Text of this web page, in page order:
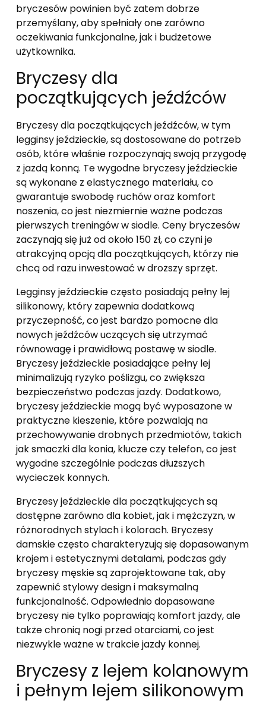
bryczesów powinien być zatem dobrze
przemyślany, aby spełniały one zarówno
oczekiwania funkcjonalne, jak i budżetowe
użytkownika.
Bryczesy dla
początkujących jeźdźców
Bryczesy dla początkujących jeźdźców, w tym
legginsy jeździeckie, są dostosowane do potrzeb
osób, które właśnie rozpoczynają swoją przygodę
z jazdą konną. Te wygodne bryczesy jeździeckie
są wykonane z elastycznego materiału, co
gwarantuje swobodę ruchów oraz komfort
noszenia, co jest niezmiernie ważne podczas
pierwszych treningów w siodle. Ceny bryczesów
zaczynają się już od około 150 zł, co czyni je
atrakcyjną opcją dla początkujących, którzy nie
chcą od razu inwestować w droższy sprzęt.
Legginsy jeździeckie często posiadają pełny lej
silikonowy, który zapewnia dodatkową
przyczepność, co jest bardzo pomocne dla
nowych jeźdźców uczących się utrzymać
równowagę i prawidłową postawę w siodle.
Bryczesy jeździeckie posiadające pełny lej
minimalizują ryzyko poślizgu, co zwiększa
bezpieczeństwo podczas jazdy. Dodatkowo,
bryczesy jeździeckie mogą być wyposażone w
praktyczne kieszenie, które pozwalają na
przechowywanie drobnych przedmiotów, takich
jak smaczki dla konia, klucze czy telefon, co jest
wygodne szczególnie podczas dłuższych
wycieczek konnych.
Bryczesy jeździeckie dla początkujących są
dostępne zarówno dla kobiet, jak i mężczyzn, w
różnorodnych stylach i kolorach. Bryczesy
damskie często charakteryzują się dopasowanym
krojem i estetycznymi detalami, podczas gdy
bryczesy męskie są zaprojektowane tak, aby
zapewnić stylowy design i maksymalną
funkcjonalność. Odpowiednio dopasowane
bryczesy nie tylko poprawiają komfort jazdy, ale
także chronią nogi przed otarciami, co jest
niezwykle ważne w trakcie jazdy konnej.
Bryczesy z lejem kolanowym
i pełnym lejem silikonowym